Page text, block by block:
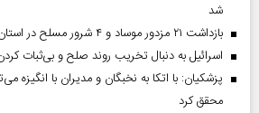
شد
بازداشت ۲۱ مزدور موساد و ۴ شرور مسلح در استان کرمان
اسرائیل به دنبال تخریب روند صلح و بی‌ثبات
پزشکیان: با اتکا به نخبگان و مدیران با انگیزه
محقق کرد